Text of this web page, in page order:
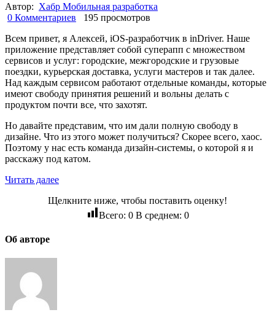
Автор: Хабр Мобильная разработка
0 Комментариев
195 просмотров
Всем привет, я Алексей, iOS-разработчик в inDriver. Наше
приложение представляет собой суперапп с множеством
сервисов и услуг: городские, межгородские и грузовые
поездки, курьерская доставка, услуги мастеров и так далее.
Над каждым сервисом работают отдельные команды, которые
имеют свободу принятия решений и вольны делать с
продуктом почти все, что захотят.
Но давайте представим, что им дали полную свободу в
дизайне. Что из этого может получиться? Скорее всего, хаос.
Поэтому у нас есть команда дизайн-системы, о которой я и
расскажу под катом.
Читать далее
Щелкните ниже, чтобы поставить оценку!
Всего: 0В среднем: 0
Об авторе